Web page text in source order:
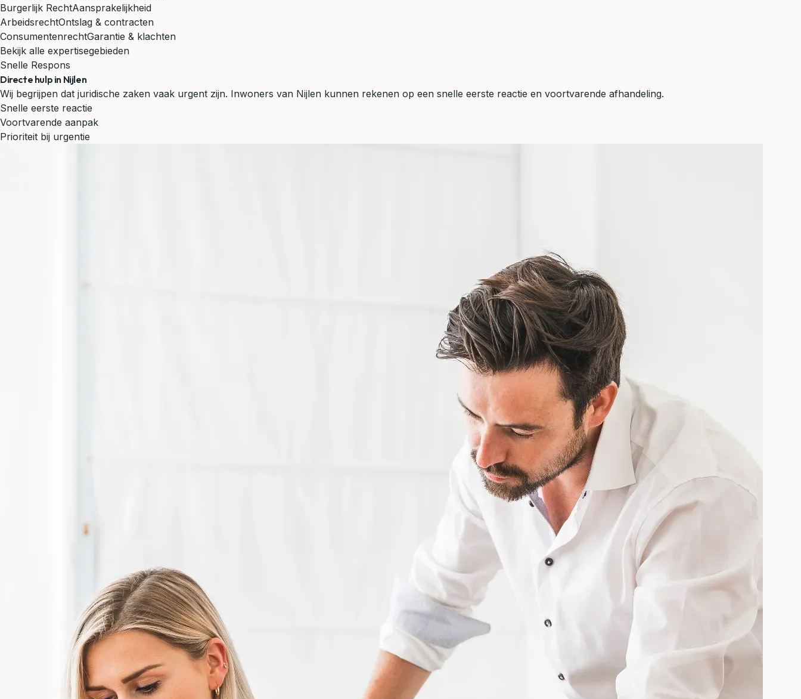
Burgerlijk RechtAansprakelijkheid
ArbeidsrechtOntslag & contracten
ConsumentenrechtGarantie & klachten
Bekijk alle expertisegebieden
Snelle Respons
Directe hulp in Nijlen
Wij begrijpen dat juridische zaken vaak urgent zijn. Inwoners van Nijlen kunnen rekenen op een snelle eerste reactie en voortvarende afhandeling.
Snelle eerste reactie
Voortvarende aanpak
Prioriteit bij urgentie